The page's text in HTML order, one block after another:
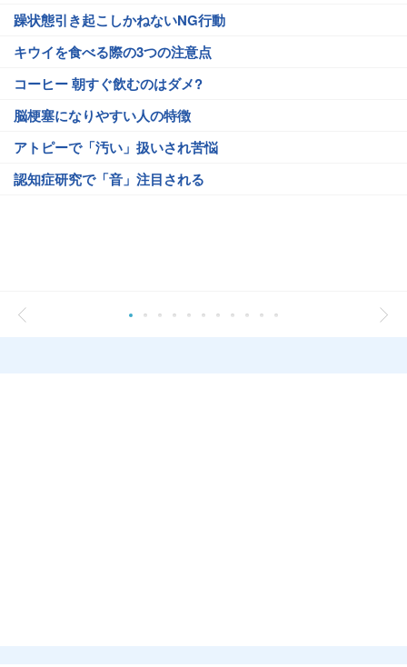
躁状態引き起こしかねないNG行動
キウイを食べる際の3つの注意点
コーヒー 朝すぐ飲むのはダメ?
脳梗塞になりやすい人の特徴
アトピーで「汚い」扱いされ苦悩
認知症研究で「音」注目される